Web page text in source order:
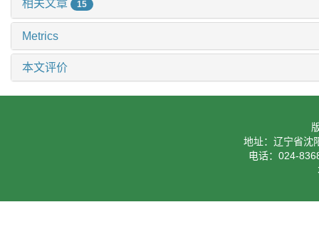
相关文章 15
Metrics
本文评价
地址：辽宁省沈
电话：024-